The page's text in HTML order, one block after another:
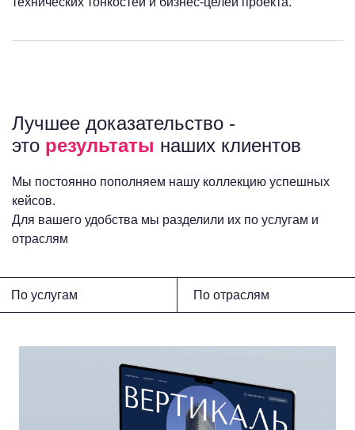
Лучшее доказательство -
это результаты наших клиентов
Мы постоянно пополняем нашу коллекцию успешных
кейсов.
Для вашего удобства мы разделили их по услугам и
отраслям
По услугам По отраслям